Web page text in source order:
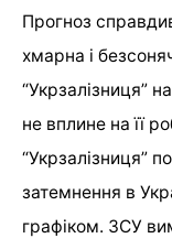
Прогноз
хмарна і
“Укрзалізниця”
не вплине на її
“Укрзалізниця”
затемнення в
графіком. ЗСУ